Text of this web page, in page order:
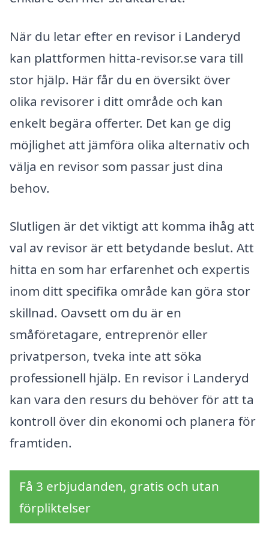
När du letar efter en revisor i Landeryd
kan plattformen hitta-revisor.se vara till
stor hjälp. Här får du en översikt över
olika revisorer i ditt område och kan
enkelt begära offerter. Det kan ge dig
möjlighet att jämföra olika alternativ och
välja en revisor som passar just dina
behov.
Slutligen är det viktigt att komma ihåg att
val av revisor är ett betydande beslut. Att
hitta en som har erfarenhet och expertis
inom ditt specifika område kan göra stor
skillnad. Oavsett om du är en
småföretagare, entreprenör eller
privatperson, tveka inte att söka
professionell hjälp. En revisor i Landeryd
kan vara den resurs du behöver för att ta
kontroll över din ekonomi och planera för
framtiden.
Få 3 erbjudanden, gratis och utan
förpliktelser